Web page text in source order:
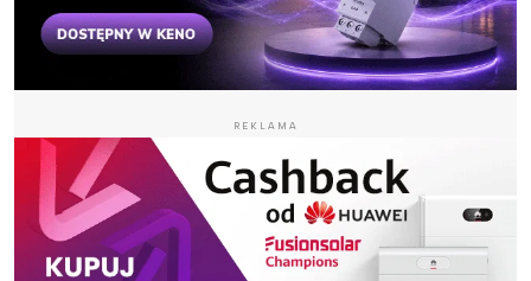
REKLAMA